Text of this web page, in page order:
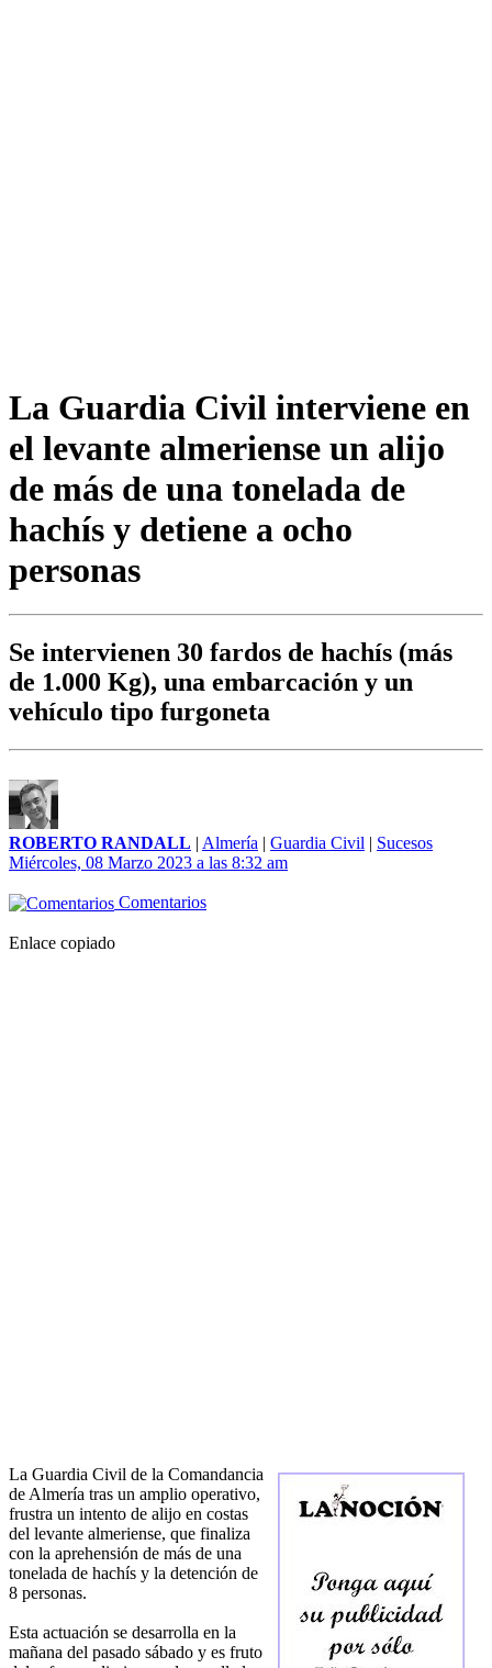
La Guardia Civil interviene en
el levante almeriense un alijo
de más de una tonelada de
hachís y detiene a ocho
personas
Se intervienen 30 fardos de hachís (más
de 1.000 Kg), una embarcación y un
vehículo tipo furgoneta
ROBERTO RANDALL | Almería | Guardia Civil | Sucesos
Miércoles, 08 Marzo 2023 a las 8:32 am
Comentarios
Enlace copiado
La Guardia Civil de la Comandancia
de Almería tras un amplio operativo,
frustra un intento de alijo en costas
del levante almeriense, que finaliza
con la aprehensión de más de una
tonelada de hachís y la detención de
8 personas.
Esta actuación se desarrolla en la
mañana del pasado sábado y es fruto